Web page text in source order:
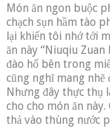
Món ăn ngon buộc
chạch sụn hầm tào
lại khiến tôi nhớ tới
ăn này “Niuqiu Zuan
đào hố bên trong
cũng nghĩ mang nhẽ
Nhưng đây thực thụ
cho cho món ăn này.
thả vào thùng nước